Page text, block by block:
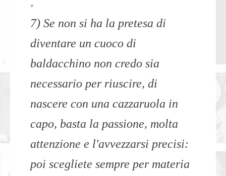
»
7) Se non si ha la pretesa di
diventare un cuoco di
baldacchino non credo sia
necessario per riuscire, di
nascere con una cazzaruola in
capo, basta la passione, molta
attenzione e l'avvezzarsi precisi:
poi scegliete sempre per materia